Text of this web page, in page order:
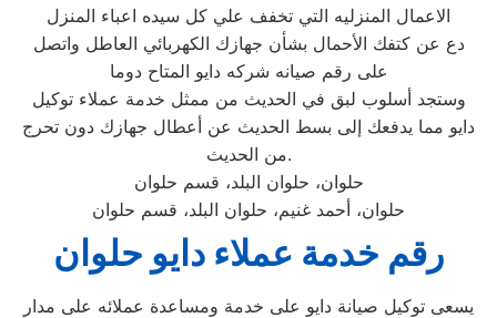
الاعمال المنزليه التي تخفف علي كل سيده اعباء المنزل
دع عن كتفك الأحمال بشأن جهازك الكهربائي العاطل واتصل
على رقم صيانه شركه دايو المتاح دوما
وستجد أسلوب لبق في الحديث من ممثل خدمة عملاء توكيل
دايو مما يدفعك إلى بسط الحديث عن أعطال جهازك دون تحرج
من الحديث.
حلوان، حلوان البلد، قسم حلوان
حلوان، أحمد غنيم، حلوان البلد، قسم حلوان
رقم خدمة عملاء دايو حلوان
يسعى توكيل صيانة دايو على خدمة ومساعدة عملائه على مدار